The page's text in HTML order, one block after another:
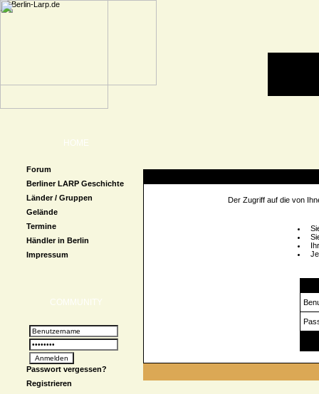
HOME
Forum
Berliner LARP Geschichte
Länder / Gruppen
Gelände
Termine
Händler in Berlin
Impressum
COMMUNITY
Passwort vergessen?
Registrieren
Der Zugriff auf die von